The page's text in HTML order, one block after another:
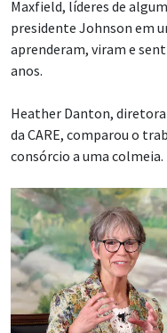
Maxfield, líderes de
presidente Johnson em
aprenderam, viram e
anos.
Heather Danton,
da CARE, comparou o
consórcio a uma colmeia.